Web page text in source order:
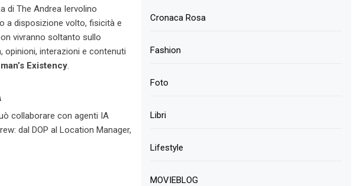
di The Andrea Iervolino
a disposizione volto, fisicità e
vivranno soltanto sullo
interazioni e contenuti
Existency.
collaborare con agenti IA
dal DOP al Location Manager,
Cronaca Rosa
Fashion
Foto
Libri
Lifestyle
MOVIEBLOG